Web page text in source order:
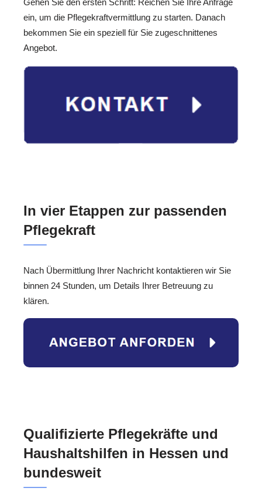
Gehen Sie den ersten Schritt: Reichen Sie Ihre Anfrage
ein, um die Pflegekraftvermittlung zu starten. Danach
bekommen Sie ein speziell für Sie zugeschnittenes
Angebot.
In vier Etappen zur passenden
Pflegekraft
Nach Übermittlung Ihrer Nachricht kontaktieren wir Sie
binnen 24 Stunden, um Details Ihrer Betreuung zu
klären.
Qualifizierte Pflegekräfte und
Haushaltshilfen in Hessen und
bundesweit